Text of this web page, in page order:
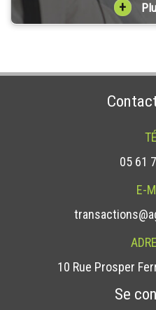
+
05 61
E-
10 Rue Prosper
Se